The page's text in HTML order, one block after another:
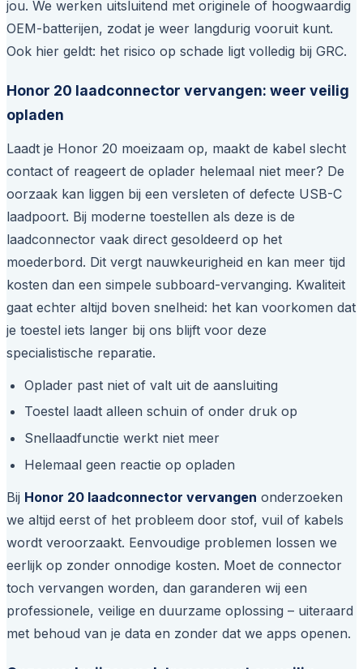
jou. We werken uitsluitend met originele of hoogwaardig
OEM-batterijen, zodat je weer langdurig vooruit kunt.
Ook hier geldt: het risico op schade ligt volledig bij GRC.
Honor 20 laadconnector vervangen: weer veilig
opladen
Laadt je Honor 20 moeizaam op, maakt de kabel slecht
contact of reageert de oplader helemaal niet meer? De
oorzaak kan liggen bij een versleten of defecte USB-C
laadpoort. Bij moderne toestellen als deze is de
laadconnector vaak direct gesoldeerd op het
moederbord. Dit vergt nauwkeurigheid en kan meer tijd
kosten dan een simpele subboard-vervanging. Kwaliteit
gaat echter altijd boven snelheid: het kan voorkomen dat
je toestel iets langer bij ons blijft voor deze
specialistische reparatie.
Oplader past niet of valt uit de aansluiting
Toestel laadt alleen schuin of onder druk op
Snellaadfunctie werkt niet meer
Helemaal geen reactie op opladen
Bij Honor 20 laadconnector vervangen onderzoeken
we altijd eerst of het probleem door stof, vuil of kabels
wordt veroorzaakt. Eenvoudige problemen lossen we
eerlijk op zonder onnodige kosten. Moet de connector
toch vervangen worden, dan garanderen wij een
professionele, veilige en duurzame oplossing – uiteraard
met behoud van je data en zonder dat we apps openen.